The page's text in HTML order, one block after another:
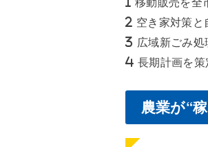
空き家対策と
広域新ごみ
長期計画を
農業が“